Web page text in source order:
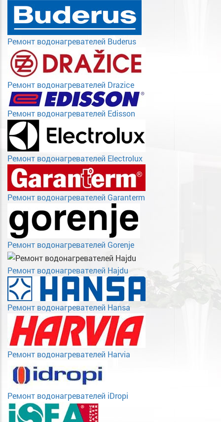
Ремонт водонагревателей Buderus
Ремонт водонагревателей Drazice
Ремонт водонагревателей Edisson
Ремонт водонагревателей Electrolux
Ремонт водонагревателей Garanterm
Ремонт водонагревателей Gorenje
Ремонт водонагревателей Hajdu
Ремонт водонагревателей Hansa
Ремонт водонагревателей Harvia
Ремонт водонагревателей iDropi